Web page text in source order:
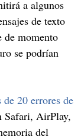
a algunos
de texto
de momento
se podrían
20 errores de
Safari, AirPlay,
del